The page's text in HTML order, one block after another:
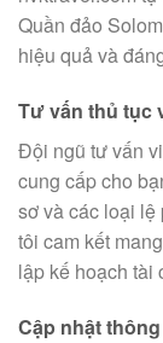
Quần đảo
hiệu quả và
Tư vấn thủ tục
Đội ngũ tư vấn
cung cấp cho
sơ và các loại
tôi cam kết
lập kế hoạch tài
Cập nhật